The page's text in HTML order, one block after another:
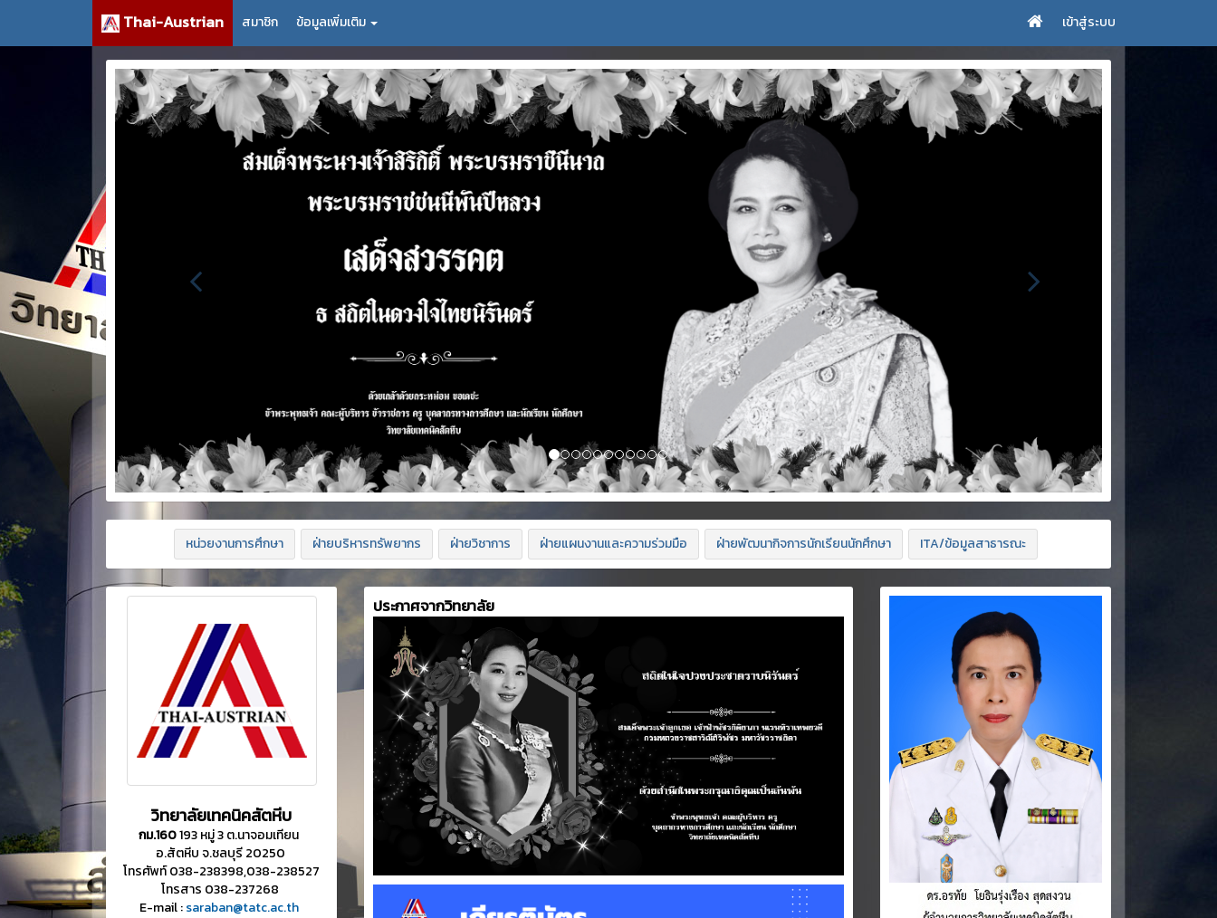
Thai-Austrian สมาชิก ข้อมูลเพิ่มเติม เข้าสู่ระบบ
หน่วยงานการศึกษา ฝ่ายบริหารทรัพยากร ฝ่ายวิชาการ ฝ่ายแผนงานและความร่วมมือ ฝ่ายพัฒนากิจการนักเรียนนักศึกษา ITA/ข้อมูลสาธารณะ
วิทยาลัยเทคนิคสัตหีบ
กม.160193 หมู่ 3 ต.นาจอมเทียน
อ.สัตหีบ จ.ชลบุรี 20250
โทรศัพท์ 038-238398,038-238527
โทรสาร 038-237268
E-mail :saraban@tatc.ac.th
ประกาศจากวิทยาลัย